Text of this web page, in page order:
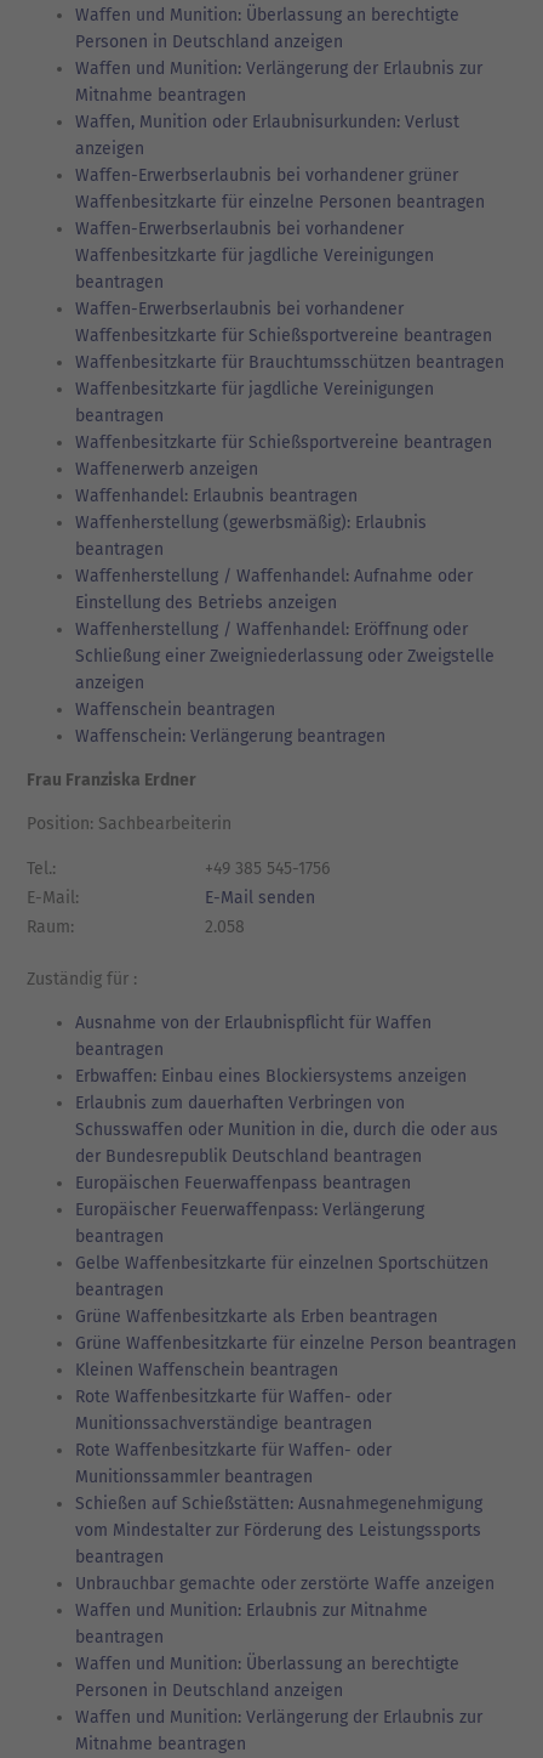
Waffen und Munition: Überlassung an berechtigte
Personen in Deutschland anzeigen
Waffen und Munition: Verlängerung der Erlaubnis zur
Mitnahme beantragen
Waffen, Munition oder Erlaubnisurkunden: Verlust
anzeigen
Waffen-Erwerbserlaubnis bei vorhandener grüner
Waffenbesitzkarte für einzelne Personen beantragen
Waffen-Erwerbserlaubnis bei vorhandener
Waffenbesitzkarte für jagdliche Vereinigungen
beantragen
Waffen-Erwerbserlaubnis bei vorhandener
Waffenbesitzkarte für Schießsportvereine beantragen
Waffenbesitzkarte für Brauchtumsschützen beantragen
Waffenbesitzkarte für jagdliche Vereinigungen
beantragen
Waffenbesitzkarte für Schießsportvereine beantragen
Waffenerwerb anzeigen
Waffenhandel: Erlaubnis beantragen
Waffenherstellung (gewerbsmäßig): Erlaubnis
beantragen
Waffenherstellung / Waffenhandel: Aufnahme oder
Einstellung des Betriebs anzeigen
Waffenherstellung / Waffenhandel: Eröffnung oder
Schließung einer Zweigniederlassung oder Zweigstelle
anzeigen
Waffenschein beantragen
Waffenschein: Verlängerung beantragen
Frau Franziska Erdner
Position: Sachbearbeiterin
Tel.:
+49 385 545-1756
E-Mail:
E-Mail senden
Raum:
2.058
Zuständig für :
Ausnahme von der Erlaubnispflicht für Waffen
beantragen
Erbwaffen: Einbau eines Blockiersystems anzeigen
Erlaubnis zum dauerhaften Verbringen von
Schusswaffen oder Munition in die, durch die oder aus
der Bundesrepublik Deutschland beantragen
Europäischen Feuerwaffenpass beantragen
Europäischer Feuerwaffenpass: Verlängerung
beantragen
Gelbe Waffenbesitzkarte für einzelnen Sportschützen
beantragen
Grüne Waffenbesitzkarte als Erben beantragen
Grüne Waffenbesitzkarte für einzelne Person beantragen
Kleinen Waffenschein beantragen
Rote Waffenbesitzkarte für Waffen- oder
Munitionssachverständige beantragen
Rote Waffenbesitzkarte für Waffen- oder
Munitionssammler beantragen
Schießen auf Schießstätten: Ausnahmegenehmigung
vom Mindestalter zur Förderung des Leistungssports
beantragen
Unbrauchbar gemachte oder zerstörte Waffe anzeigen
Waffen und Munition: Erlaubnis zur Mitnahme
beantragen
Waffen und Munition: Überlassung an berechtigte
Personen in Deutschland anzeigen
Waffen und Munition: Verlängerung der Erlaubnis zur
Mitnahme beantragen